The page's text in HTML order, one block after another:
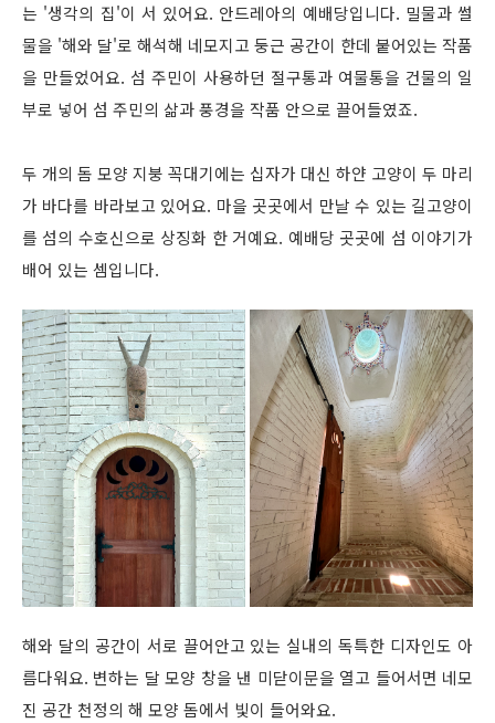
는 '생각의 집'이 서 있어요. 안드레아의 예배당입니다. 밀물과 썰
물을 '해와 달'로 해석해 네모지고 둥근 공간이 한데 붙어있는 작품
을 만들었어요. 섬 주민이 사용하던 절구통과 여물통을 건물의 일
부로 넣어 섬 주민의 삶과 풍경을 작품 안으로 끌어들였죠.
두 개의 돔 모양 지붕 꼭대기에는 십자가 대신 하얀 고양이 두 마리
가 바다를 바라보고 있어요. 마을 곳곳에서 만날 수 있는 길고양이
를 섬의 수호신으로 상징화 한 거예요. 예배당 곳곳에 섬 이야기가
배어 있는 셈입니다.
해와 달의 공간이 서로 끌어안고 있는 실내의 독특한 디자인도 아
름다워요. 변하는 달 모양 창을 낸 미닫이문을 열고 들어서면 네모
진 공간 천정의 해 모양 돔에서 빛이 들어와요.